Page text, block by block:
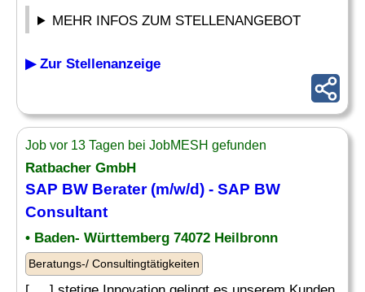
MEHR INFOS ZUM STELLENANGEBOT
▶ Zur Stellenanzeige
Job vor 13 Tagen bei JobMESH gefunden
Ratbacher GmbH
SAP BW Berater(m/w/d) - SAP BW
Consultant
• Baden- Württemberg 74072 Heilbronn
Beratungs-/ Consultingtätigkeiten